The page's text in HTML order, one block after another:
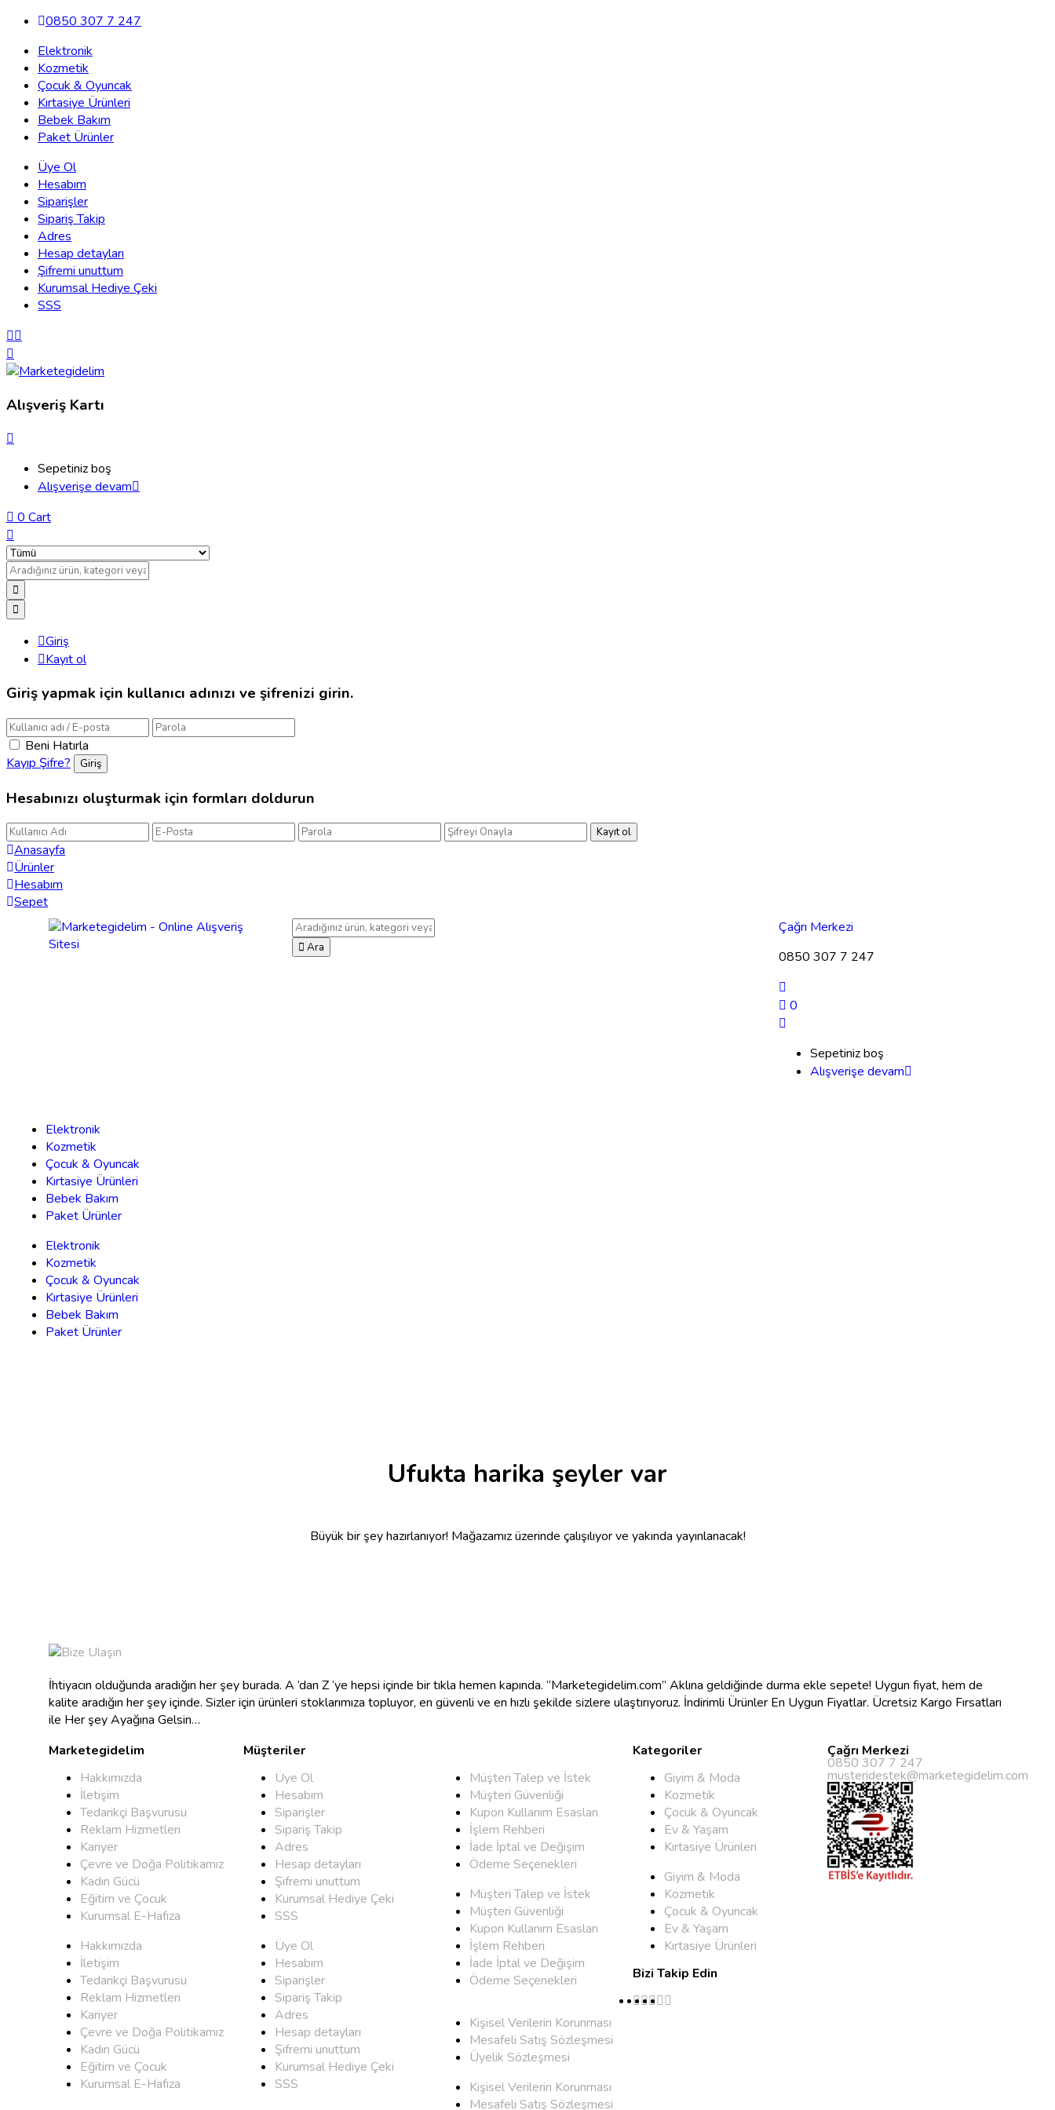
0850 307 7 247
Elektronik
Kozmetik
Çocuk & Oyuncak
Kırtasiye Ürünleri
Bebek Bakım
Paket Ürünler
Üye Ol
Hesabım
Siparişler
Sipariş Takip
Adres
Hesap detayları
Şifremi unuttum
Kurumsal Hediye Çeki
SSS
Alışveriş Kartı
Sepetiniz boş
Alışverişe devam
0Cart
Giriş
Kayıt ol
Giriş yapmak için kullanıcı adınızı ve şifrenizi girin.
Beni Hatırla
Kayıp Şifre?
Hesabınızı oluşturmak için formları doldurun
Anasayfa
Ürünler
Hesabım
Sepet
Ara
Çağrı Merkezi
0850 307 7 247
0
Sepetiniz boş
Alışverişe devam
Elektronik
Kozmetik
Çocuk & Oyuncak
Kırtasiye Ürünleri
Bebek Bakım
Paket Ürünler
Elektronik
Kozmetik
Çocuk & Oyuncak
Kırtasiye Ürünleri
Bebek Bakım
Paket Ürünler
Ufukta harika şeyler var
Büyük bir şey hazırlanıyor! Mağazamız üzerinde çalışılıyor ve yakında yayınlanacak!
İhtiyacın olduğunda aradığın her şey burada. A ‘dan Z ‘ye hepsi içinde bir tıkla hemen kapında. “Marketegidelim.com” Aklına geldiğinde durma ekle sepete! Uygun fiyat, hem de
kalite aradığın her şey içinde. Sizler için ürünleri stoklarımıza topluyor, en güvenli ve en hızlı şekilde sizlere ulaştırıyoruz. İndirimli Ürünler En Uygun Fiyatlar. Ücretsiz Kargo Fırsatları
ile Her şey Ayağına Gelsin…
Marketegidelim
Hakkımızda
İletişim
Tedarikçi Başvurusu
Reklam Hizmetleri
Kariyer
Çevre ve Doğa Politikamız
Kadın Gücü
Eğitim ve Çocuk
Kurumsal E-Hafıza
Hakkımızda
İletişim
Tedarikçi Başvurusu
Reklam Hizmetleri
Kariyer
Çevre ve Doğa Politikamız
Kadın Gücü
Eğitim ve Çocuk
Kurumsal E-Hafıza
Müşteriler
Üye Ol
Hesabım
Siparişler
Sipariş Takip
Adres
Hesap detayları
Şifremi unuttum
Kurumsal Hediye Çeki
SSS
Üye Ol
Hesabım
Siparişler
Sipariş Takip
Adres
Hesap detayları
Şifremi unuttum
Kurumsal Hediye Çeki
SSS
Müşteri Talep ve İstek
Müşteri Güvenliği
Kupon Kullanım Esasları
İşlem Rehberi
İade İptal ve Değişim
Ödeme Seçenekleri
Müşteri Talep ve İstek
Müşteri Güvenliği
Kupon Kullanım Esasları
İşlem Rehberi
İade İptal ve Değişim
Ödeme Seçenekleri
Kişisel Verilerin Korunması
Mesafeli Satış Sözleşmesi
Üyelik Sözleşmesi
Kişisel Verilerin Korunması
Mesafeli Satış Sözleşmesi
Kategoriler
Giyim & Moda
Kozmetik
Çocuk & Oyuncak
Ev & Yaşam
Kırtasiye Ürünleri
Giyim & Moda
Kozmetik
Çocuk & Oyuncak
Ev & Yaşam
Kırtasiye Ürünleri
Bizi Takip Edin
Çağrı Merkezi
0850 307 7 247
musteridestek@marketegidelim.com